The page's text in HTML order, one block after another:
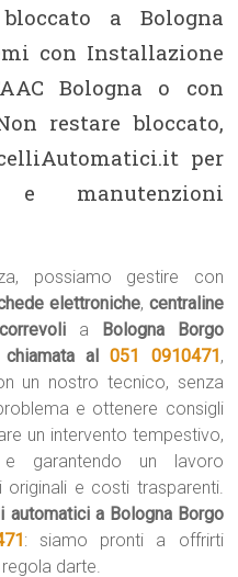
a Bologna
con Installazione
Bologna o con
restare bloccato,
per
e manutenzioni
possiamo gestire con
elettroniche, centraline
a
Bologna Borgo
chiamata al051 0910471,
un nostro tecnico, senza
e ottenere consigli
un intervento tempestivo,
garantendo un lavoro
e costi trasparenti.
automatici a Bologna Borgo
: siamo pronti a offrirti
darte.